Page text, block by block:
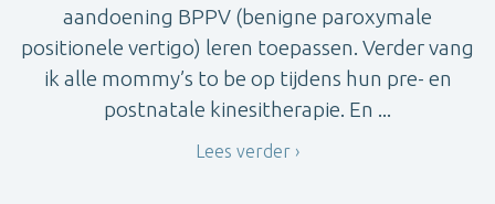
aandoening BPPV (benigne paroxymale
positionele vertigo) leren toepassen. Verder vang
ik alle mommy’s to be op tijdens hun pre- en
postnatale kinesitherapie. En ...
Lees verder